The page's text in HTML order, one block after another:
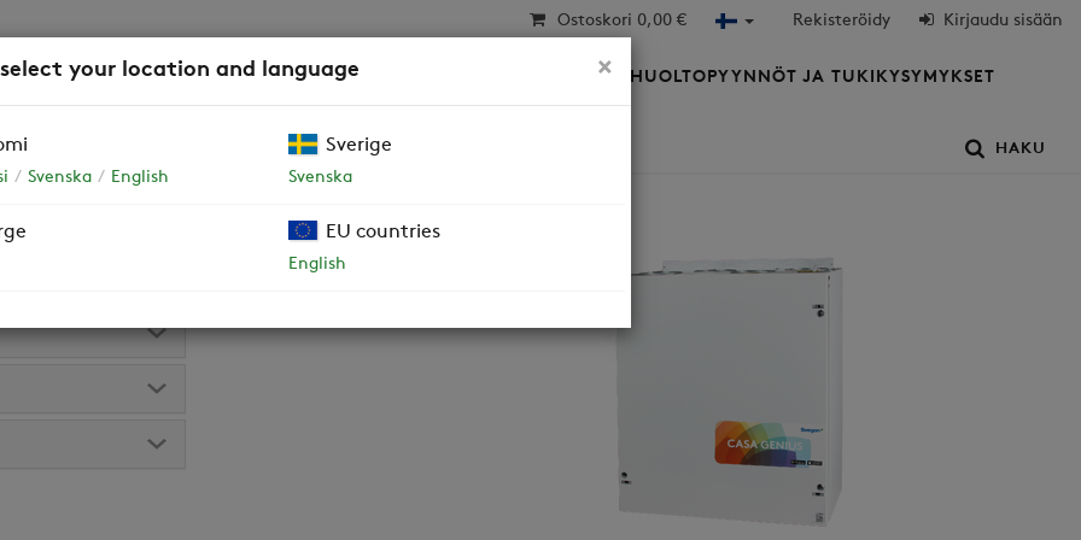
Ostoskori 0,00 € Rekisteröidy Kirjaudu sisään
SUODATTIMET YRITYSASIAKKAAT JA TALOYHTIÖT HUOLTOPYYNNÖT JA TUKIKYSYMYKSET
HAKU
tyyppikilvestä tai lukemalla QR-koodi koneen
×
select your location and language
Svenska English
Sverige
Svenska
EU countries
English